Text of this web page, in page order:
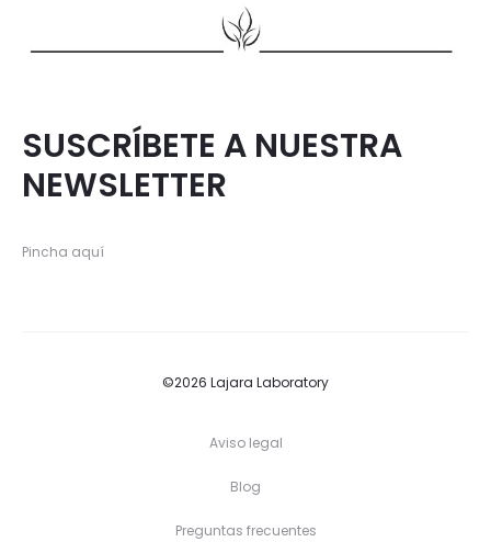
SUSCRÍBETE A NUESTRA
NEWSLETTER
Pincha aquí
©2026 Lajara Laboratory
Aviso legal
Blog
Preguntas frecuentes